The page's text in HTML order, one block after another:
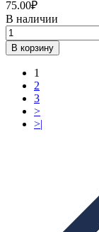
75.00₽
В наличии
В корзину
1
2
3
>
>|